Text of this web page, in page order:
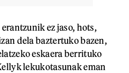
ez jaso, hots,
dela baztertuko bazen,
eskaera berrituko
lekukotasunak eman